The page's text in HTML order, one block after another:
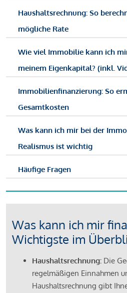
Haushaltsrechnung: So
mögliche Rate
Wie viel Immobilie kann ich
meinem Eigenkapital? (inkl.
Immobilienfinanzierung: So
Gesamtkosten
Was kann ich mir bei der
Realismus ist wichtig
Häufige Fragen
Was kann ich mir
Wichtigste im
Haushaltsrechnung: Die
regelmäßigen Einnahmen
Haushaltsrechnung gibt